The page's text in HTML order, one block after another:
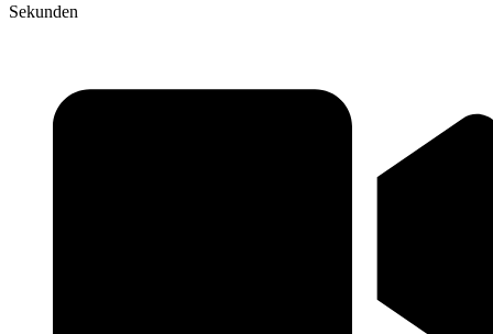
Sekunden